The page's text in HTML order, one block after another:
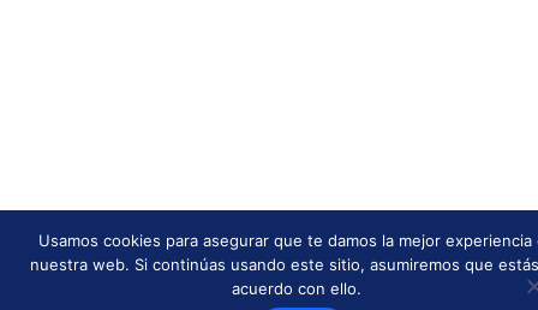
Usamos cookies para asegurar que te damos la mejor experiencia
nuestra web. Si continúas usando este sitio, asumiremos que
acuerdo con ello.